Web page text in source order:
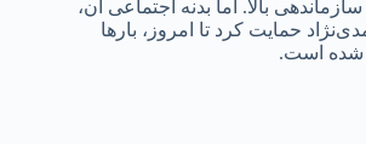
بالا. اما بدنه اجتماعی آن،
که از احمدی‌نژاد حمایت کرد تا امروز، بارها
شده است.